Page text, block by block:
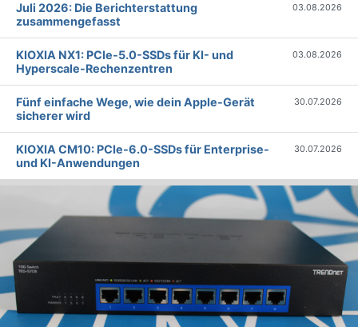
Juli 2026: Die Bericht­erstattung
zusammengefasst
03.08.2026
KIOXIA NX1: PCIe-5.0-SSDs für KI- und
Hyperscale-Rechenzentren
03.08.2026
Fünf einfache Wege, wie dein Apple-Gerät
sicherer wird
30.07.2026
KIOXIA CM10: PCIe-6.0-SSDs für Enterprise-
und KI-Anwendungen
30.07.2026